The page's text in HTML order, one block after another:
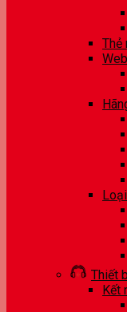
Thẻ
Thiết
Kết